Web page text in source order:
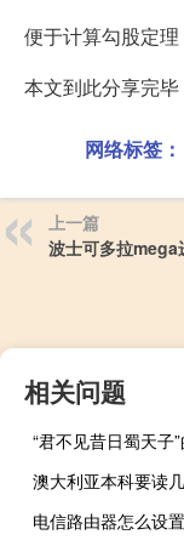
便于计算勾股定理
本文到此分享完毕
网络标签：
上一篇
波士可多拉mega
相关问题
澳大利亚本科要读
电信路由器怎么设